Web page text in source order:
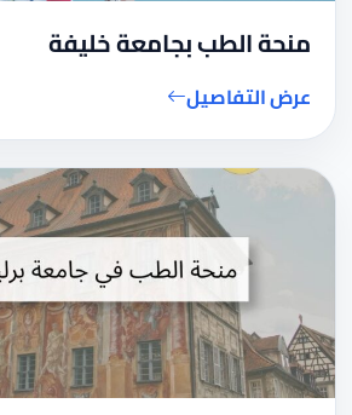
منحة الطب بجامعة خليفة
عرض التفاصيل